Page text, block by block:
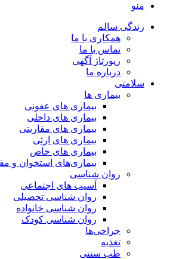
منو
زندگی سالم
همکاری با ما
تماس با ما
رپورتاژ آگهی
درباره ما
سلامتی
بیماری ها
بیماری های عفونی
بیماری های داخلی
بیماری های مقاربتی
بیماری های ارثی
بیماری های خاص
بیماری‌های استخوان و
روان شناسی
آسیب های اجتماعی
روان شناسی تحصیلی
روان شناسی خانواده
روان شناسی کودک
جراحی‌ها
تغذیه
طب سنتی